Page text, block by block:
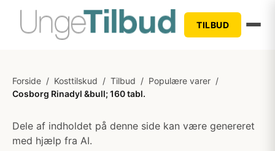
TILBUD
Forside / Kosttilskud / Tilbud / Populære varer /
Cosborg Rinadyl &bull; 160 tabl.
Dele af indholdet på denne side kan være genereret
med hjælp fra AI.